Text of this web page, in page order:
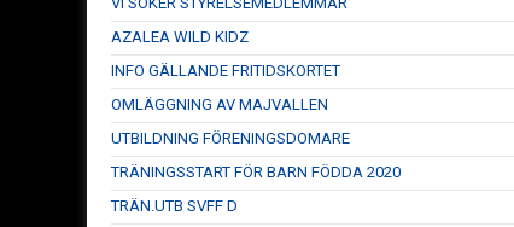
AZALEA WILD KIDZ
INFO GÄLLANDE FRITIDSKORTET
OMLÄGGNING AV MAJVALLEN
UTBILDNING FÖRENINGSDOMARE
TRÄNINGSSTART FÖR BARN FÖDDA 2020
TRÄN.UTB SVFF D